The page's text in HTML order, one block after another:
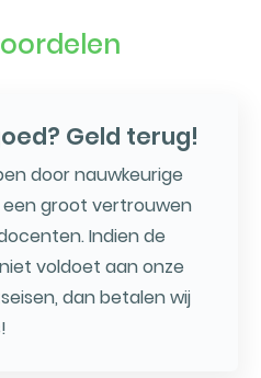
Geld terug!
door nauwkeurige
groot vertrouwen
Indien de
voldoet aan onze
dan betalen wij